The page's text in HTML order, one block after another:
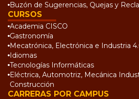
Buzón de Sugerencias, Quejas y
CURSOS
Academia CISCO
Gastronomía
Mecatrónica, Electrónica e Industria
Idiomas
Tecnologías Informáticas
Eléctrica, Automotriz, Mecánica
Construcción
CARRERAS POR CAMPUS